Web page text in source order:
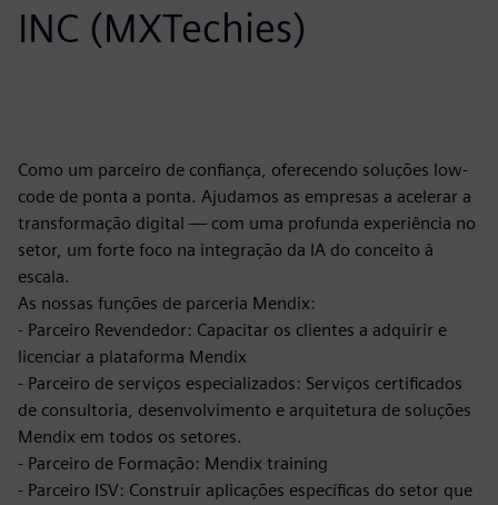
INC (MXTechies)
Como um parceiro de confiança, oferecendo soluções low-
code de ponta a ponta. Ajudamos as empresas a acelerar a
transformação digital — com uma profunda experiência no
setor, um forte foco na integração da IA do conceito à
escala.
As nossas funções de parceria Mendix:
- Parceiro Revendedor: Capacitar os clientes a adquirir e
licenciar a plataforma Mendix
- Parceiro de serviços especializados: Serviços certificados
de consultoria, desenvolvimento e arquitetura de soluções
Mendix em todos os setores.
- Parceiro de Formação: Mendix training
- Parceiro ISV: Construir aplicações específicas do setor que